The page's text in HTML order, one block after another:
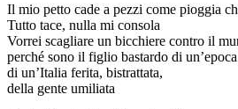
Il mio petto cade a pezzi come pioggia
Tutto tace, nulla mi consola
Vorrei scagliare un bicchiere contro il
perché sono il figlio bastardo di
di un’Italia ferita, bistrattata,
della gente umiliata